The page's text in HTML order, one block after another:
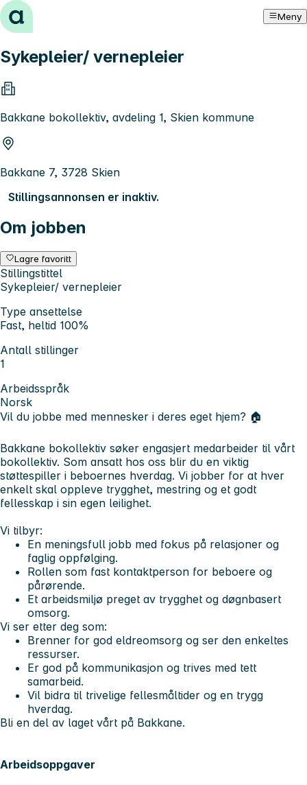
Hopp til innhold Meny
Sykepleier/ vernepleier
Bakkane bokollektiv, avdeling 1, Skien kommune
Bakkane 7, 3728 Skien
Stillingsannonsen er inaktiv.
Om jobben
Lagre favoritt
Stillingstittel
Sykepleier/ vernepleier
Type ansettelse
Fast, heltid 100%
Antall stillinger
1
Arbeidsspråk
Norsk
Vil du jobbe med mennesker i deres eget hjem? 🏠
Bakkane bokollektiv søker engasjert medarbeider til vårt
bokollektiv. Som ansatt hos oss blir du en viktig
støttespiller i beboernes hverdag. Vi jobber for at hver
enkelt skal oppleve trygghet, mestring og et godt
fellesskap i sin egen leilighet.
Vi tilbyr:
En meningsfull jobb med fokus på relasjoner og
faglig oppfølging.
Rollen som fast kontaktperson for beboere og
pårørende.
Et arbeidsmiljø preget av trygghet og døgnbasert
omsorg.
Vi ser etter deg som:
Brenner for god eldreomsorg og ser den enkeltes
ressurser.
Er god på kommunikasjon og trives med tett
samarbeid.
Vil bidra til trivelige fellesmåltider og en trygg
hverdag.
Bli en del av laget vårt på Bakkane.
Arbeidsoppgaver